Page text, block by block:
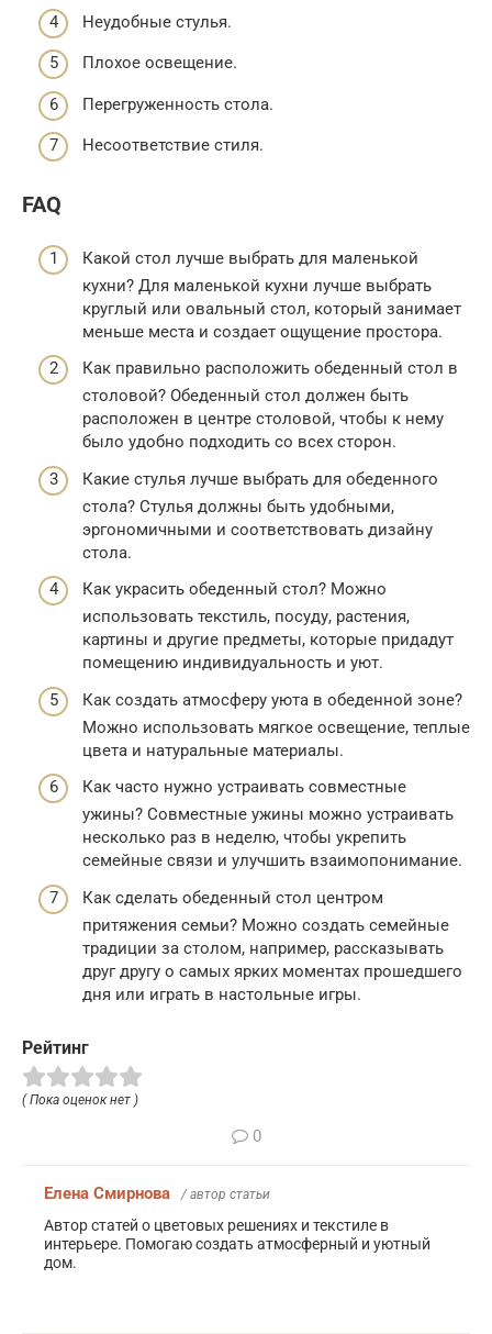
Неудобные стулья.
Плохое освещение.
Перегруженность стола.
Несоответствие стиля.
FAQ
Какой стол лучше выбрать для маленькой
кухни? Для маленькой кухни лучше выбрать
круглый или овальный стол, который занимает
меньше места и создает ощущение простора.
Как правильно расположить обеденный стол в
столовой? Обеденный стол должен быть
расположен в центре столовой, чтобы к нему
было удобно подходить со всех сторон.
Какие стулья лучше выбрать для обеденного
стола? Стулья должны быть удобными,
эргономичными и соответствовать дизайну
стола.
Как украсить обеденный стол? Можно
использовать текстиль, посуду, растения,
картины и другие предметы, которые придадут
помещению индивидуальность и уют.
Как создать атмосферу уюта в обеденной зоне?
Можно использовать мягкое освещение, теплые
цвета и натуральные материалы.
Как часто нужно устраивать совместные
ужины? Совместные ужины можно устраивать
несколько раз в неделю, чтобы укрепить
семейные связи и улучшить взаимопонимание.
Как сделать обеденный стол центром
притяжения семьи? Можно создать семейные
традиции за столом, например, рассказывать
друг другу о самых ярких моментах прошедшего
дня или играть в настольные игры.
Рейтинг
( Пока оценок нет )
0
Елена Смирнова / автор статьи
Автор статей о цветовых решениях и текстиле в
интерьере. Помогаю создать атмосферный и уютный
дом.